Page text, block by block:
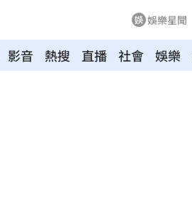
娛樂星聞
影音 熱搜 直播 社會 娛樂